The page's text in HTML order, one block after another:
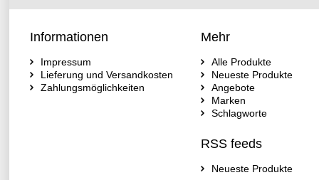
Informationen
Impressum
Lieferung und Versandkosten
Zahlungsmöglichkeiten
Mehr
Alle Produkte
Neueste Produkte
Angebote
Marken
Schlagworte
RSS feeds
Neueste Produkte